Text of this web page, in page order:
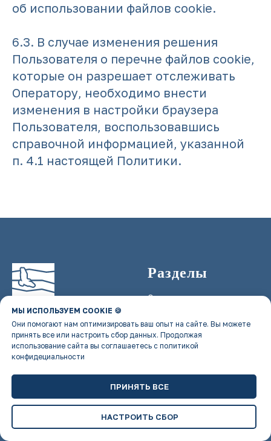
об использовании файлов cookie.
6.3. В случае изменения решения
Пользователя о перечне файлов cookie,
которые он разрешает отслеживать
Оператору, необходимо внести
изменения в настройки браузера
Пользователя, воспользовавшись
справочной информацией, указанной
п. 4.1 настоящей Политики.
© 2020—2026
Автономная некоммерческая
и развитию гуманитарных
и социальных наук «Сигнум»
Разделы
О нас
событий
Афиша патриотического
Блог и новости
Пройти практику
МЫ ИСПОЛЬЗУЕМ COOKIE 🍪
Они помогают нам оптимизировать ваш опыт на сайте. Вы можете
принять все или настроить сбор данных. Продолжая
использование сайта вы соглашаетесь с политикой
конфидециальности
ПРИНЯТЬ ВСЕ
НАСТРОИТЬ СБОР